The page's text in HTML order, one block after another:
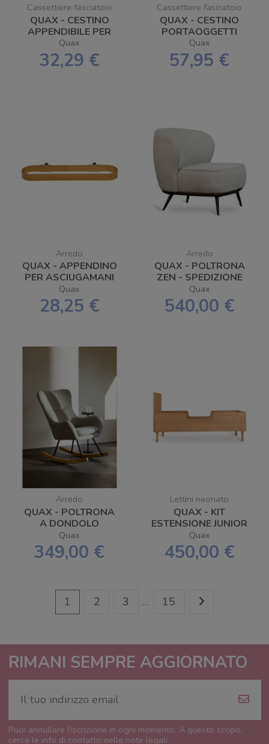
Cassettiere fasciatoio
QUAX - CESTINO
APPENDIBILE PER
FLACONI/BOTTIGLIE
Quax
32,29 €
Cassettiere fasciatoio
QUAX - CESTINO
PORTAOGGETTI
Quax
57,95 €
Arredo
QUAX - APPENDINO
PER ASCIUGAMANI
Quax
28,25 €
Arredo
QUAX - POLTRONA
ZEN - SPEDIZIONE
GRATUITA
Quax
540,00 €
Arredo
QUAX - POLTRONA
A DONDOLO
ROCKING BASIC -
SPEDIZIONE
GRATUITA
Quax
349,00 €
Lettini neonato
QUAX - KIT
ESTENSIONE JUNIOR
HAI NO KI -
SPEDIZIONE
GRATUITA
Quax
450,00 €
1 2 3 … 15
RIMANI SEMPRE AGGIORNATO
Puoi annullare l'iscrizione in ogni momento. A questo scopo,
cerca le info di contatto nelle note legali.